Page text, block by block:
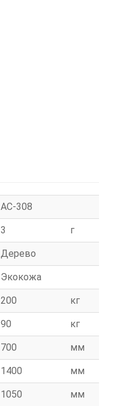
АС-308
3 г
Дерево
Экокожа
200 кг
90 кг
700 мм
1400 мм
1050 мм